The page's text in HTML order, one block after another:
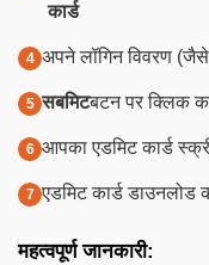
कार्ड
अपने लॉगिन विवरण
सबमिटबटन पर क्लिक
आपका एडमिट कार्ड
एडमिट कार्ड
महत्वपूर्ण जानकारी: